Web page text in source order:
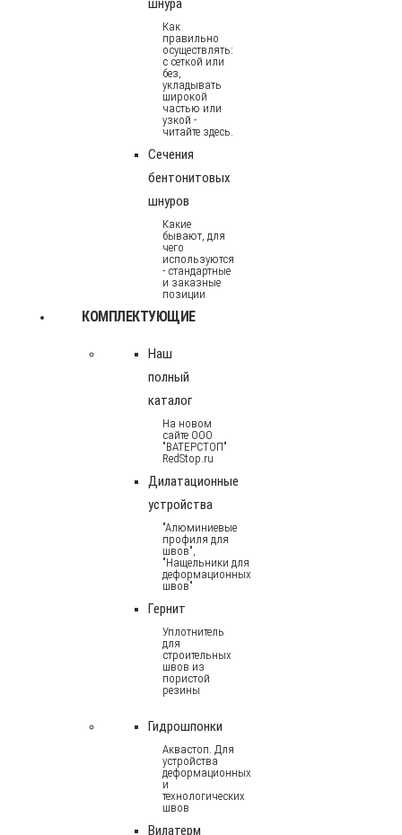
шнура
Как
правильно
осуществлять:
с сеткой или
без,
укладывать
широкой
частью или
узкой -
читайте здесь.
Сечения
бентонитовых
шнуров
Какие
бывают, для
чего
используются
- стандартные
и заказные
позиции
КОМПЛЕКТУЮЩИЕ
Наш
полный
каталог
На новом
сайте ООО
"ВАТЕРСТОП"
RedStop.ru
Дилатационные
устройства
"Алюминиевые
профиля для
швов",
"Нащельники для
деформационных
швов"
Гернит
Уплотнитель
для
строительных
швов из
пористой
резины
Гидрошпонки
Аквастоп. Для
устройства
деформационных
и
технологических
швов
Вилатерм